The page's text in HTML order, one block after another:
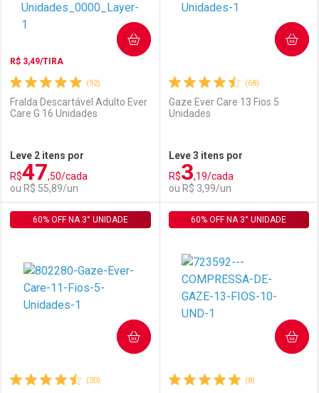
Comprar sem Desconto
Por R$ 2,87/cada
Comprar sem Desconto
Por R$ 2,87/cada
Comprar sem Desconto
Por R$ 79,11/cada
Comprar sem Desconto
Por R$ 79,11/cada
(92)
R$ 3,49/TIRA
Fralda Descartável Adulto Ever
Care G 16 Unidades
Leve 2 itens por
R$47,50/cada
ou R$ 55,89/un
COMPRAR
FECHAR
Laboratório
FECHAR
Por Menos
(68)
Gaze Ever Care 13 Fios 5
Unidades
Leve 3 itens por
R$3,19/cada
ou R$ 3,99/un
COMPRAR
Laboratório
Por Menos
(30)
60% OFF NA 3° UNIDADE
COMPRAR
(8)
60% OFF NA 3° UNIDADE
COMPRAR